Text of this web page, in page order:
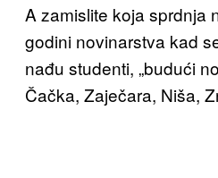
A zamislite koja sprdnja
godini novinarstva kad
nađu studenti, „budući
Čačka, Zaječara, Niša,